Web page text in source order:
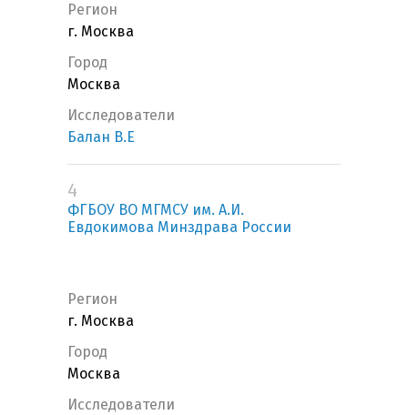
Регион
г. Москва
Город
Москва
Исследователи
Балан В.Е
4
ФГБОУ ВО МГМСУ им. А.И.
Евдокимова Минздрава России
Регион
г. Москва
Город
Москва
Исследователи